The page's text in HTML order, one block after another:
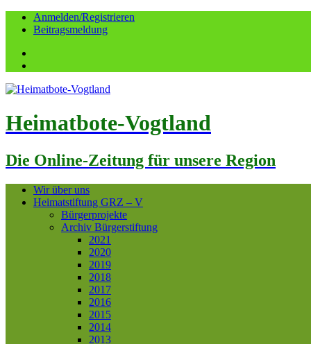
Anmelden/Registrieren
Beitragsmeldung
Heimatbote-Vogtland
Die Online-Zeitung für unsere Region
Wir über uns
Heimatstiftung GRZ – V
Bürgerprojekte
Archiv Bürgerstiftung
2021
2020
2019
2018
2017
2016
2015
2014
2013